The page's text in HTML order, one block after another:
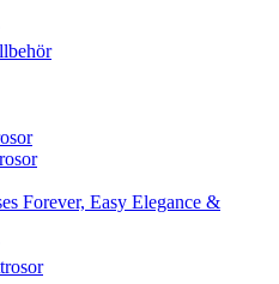
Forever, Easy Elegance &